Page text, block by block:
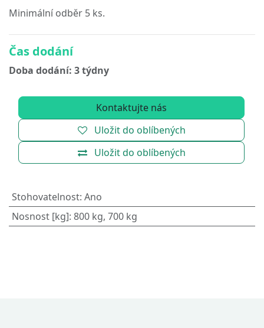
Minimální odběr 5 ks.
Čas dodání
Doba dodání: 3 týdny
Kontaktujte nás
Uložit do oblíbených
Uložit do oblíbených
Stohovatelnost: Ano
Nosnost [kg]: 800 kg, 700 kg